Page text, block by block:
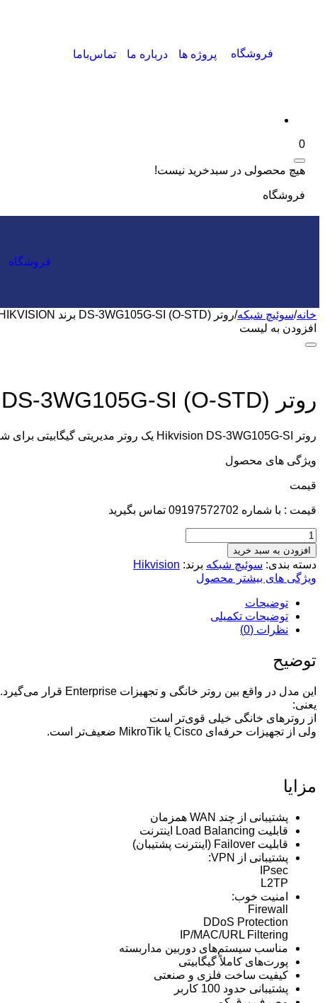
فروشگاه پروژه ها درباره ما تماس‌باما
0
هیچ محصولی در سبدخرید نیست!
فروشگاه
فروشگاه
خانه/سوئیچ شبکه/روتر DS-3WG105G-SI (O-STD) برند HIKVISION
افزودن به لیست
روتر DS-3WG105G-SI (O-STD) برند HIKVISION
روتر Hikvision DS-3WG105G-SI یک روتر مدیریتی گیگابیتی برای شبکه‌های اداری، فروشگاهی و سیستم‌های دوربین مداربسته است.
ویژگی های محصول
قيمت
قیمت : با شماره 09197572702 تماس بگیرید
افزودن به سبد خرید
دسته بندی: سوئیچ شبکه برند: Hikvision
ویژگی های بیشتر محصول
توضیحات
توضیحات تکمیلی
نظرات (0)
توضیح
این مدل در واقع بین روتر خانگی و تجهیزات Enterprise قرار می‌گیرد.
یعنی:
از روترهای خانگی خیلی قوی‌تر است
ولی از تجهیزات حرفه‌ای Cisco یا MikroTik ضعیف‌تر است.
مزایا
پشتیبانی از چند WAN همزمان
قابلیت Load Balancing اینترنت
قابلیت Failover (اینترنت پشتیبان)
پشتیبانی از VPN:
IPsec
L2TP
امنیت خوب:
Firewall
DDoS Protection
IP/MAC/URL Filtering
مناسب سیستم‌های دوربین مداربسته
پورت‌های کاملاً گیگابیتی
کیفیت ساخت فلزی و صنعتی
پشتیبانی حدود 100 کاربر